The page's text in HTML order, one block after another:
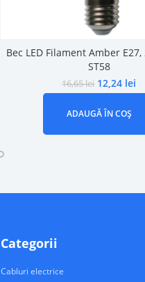
Bec LED Filament Amber E27,
ST58
16,65lei 12,24 lei
ADAUGĂ ÎN COȘ
Categorii
Cabluri electrice